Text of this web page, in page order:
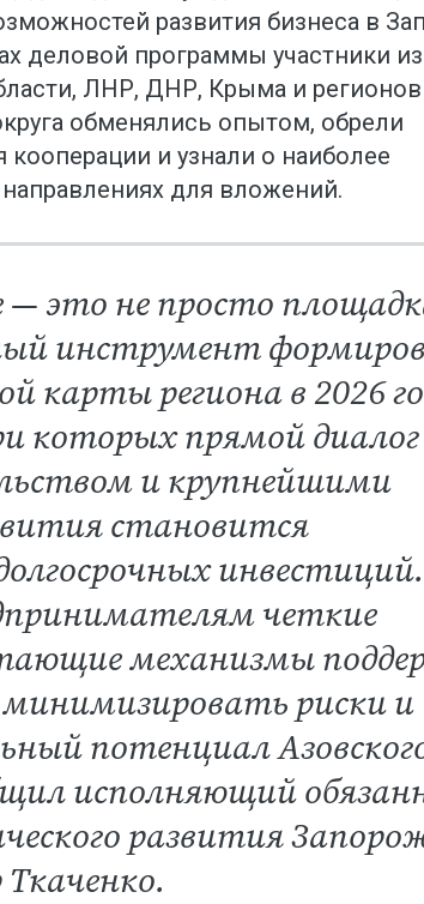
развития бизнеса в
деловой программы участники из
ЛНР, ДНР, Крыма и
обменялись опытом, обрели
кооперации и узнали о наиболее
для вложений.
— это не просто
инструмент
карты региона в 2026
которых прямой
и крупнейшими
становится
четкие
механизмы
риски и
потенциал
исполняющий
развития